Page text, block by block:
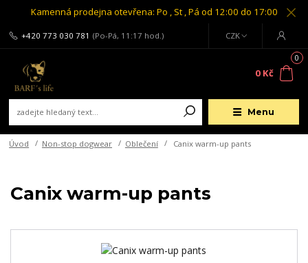
Kamenná prodejna otevřena: Po , St , Pá od 12:00 do 17:00
Menu
CZK
+420 773 030 781 (Po-Pá, 11:17 hod.)
0
0 Kč
Úvod Non-stop dogwear Oblečení Canix warm-up pants
Canix warm-up pants